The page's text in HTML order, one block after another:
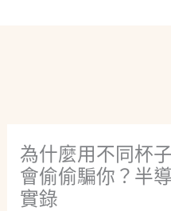
為什麼用不同杯
會偷偷騙你？半
實錄